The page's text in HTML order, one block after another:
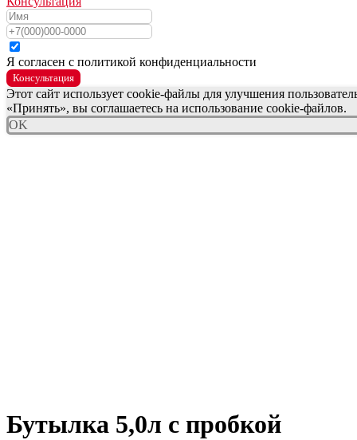
Я согласен с политикой конфиденциальности
Консультация
Этот сайт использует cookie-файлы для улучшения
«Принять», вы соглашаетесь на использование cookie-файлов.
OK
Бутылка 5,0л с пробкой